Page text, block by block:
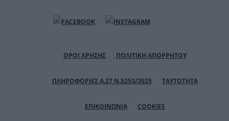
ΟΡΟΙ ΧΡΗΣΗΣ ΠΟΛΙΤΙΚΗ ΑΠΟΡΡΗΤΟΥ
ΠΛΗΡΟΦΟΡΙΕΣ Α.27 Ν.5253/2025 ΤΑΥΤΟΤΗΤΑ
ΕΠΙΚΟΙΝΩΝΙΑ COOKIES